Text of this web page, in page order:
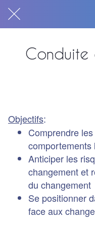
Conduite
Objectifs:
Comprendre
comportements
Anticiper les
changement et
du changement
Se positionner
face aux